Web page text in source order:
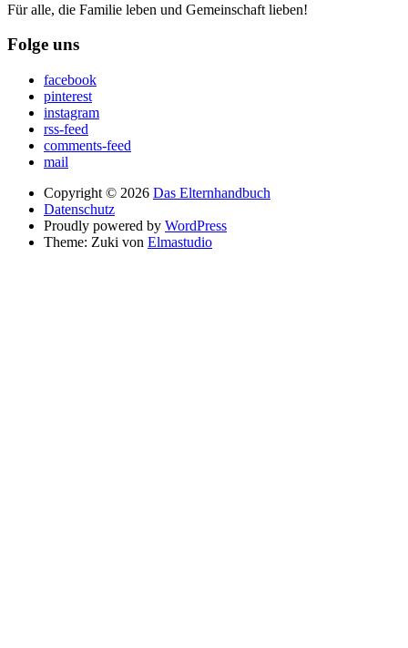
Für alle, die Familie leben und Gemeinschaft lieben!
Folge uns
facebook
pinterest
instagram
rss-feed
comments-feed
mail
Copyright © 2026 Das Elternhandbuch
Datenschutz
Proudly powered by WordPress
Theme: Zuki von Elmastudio